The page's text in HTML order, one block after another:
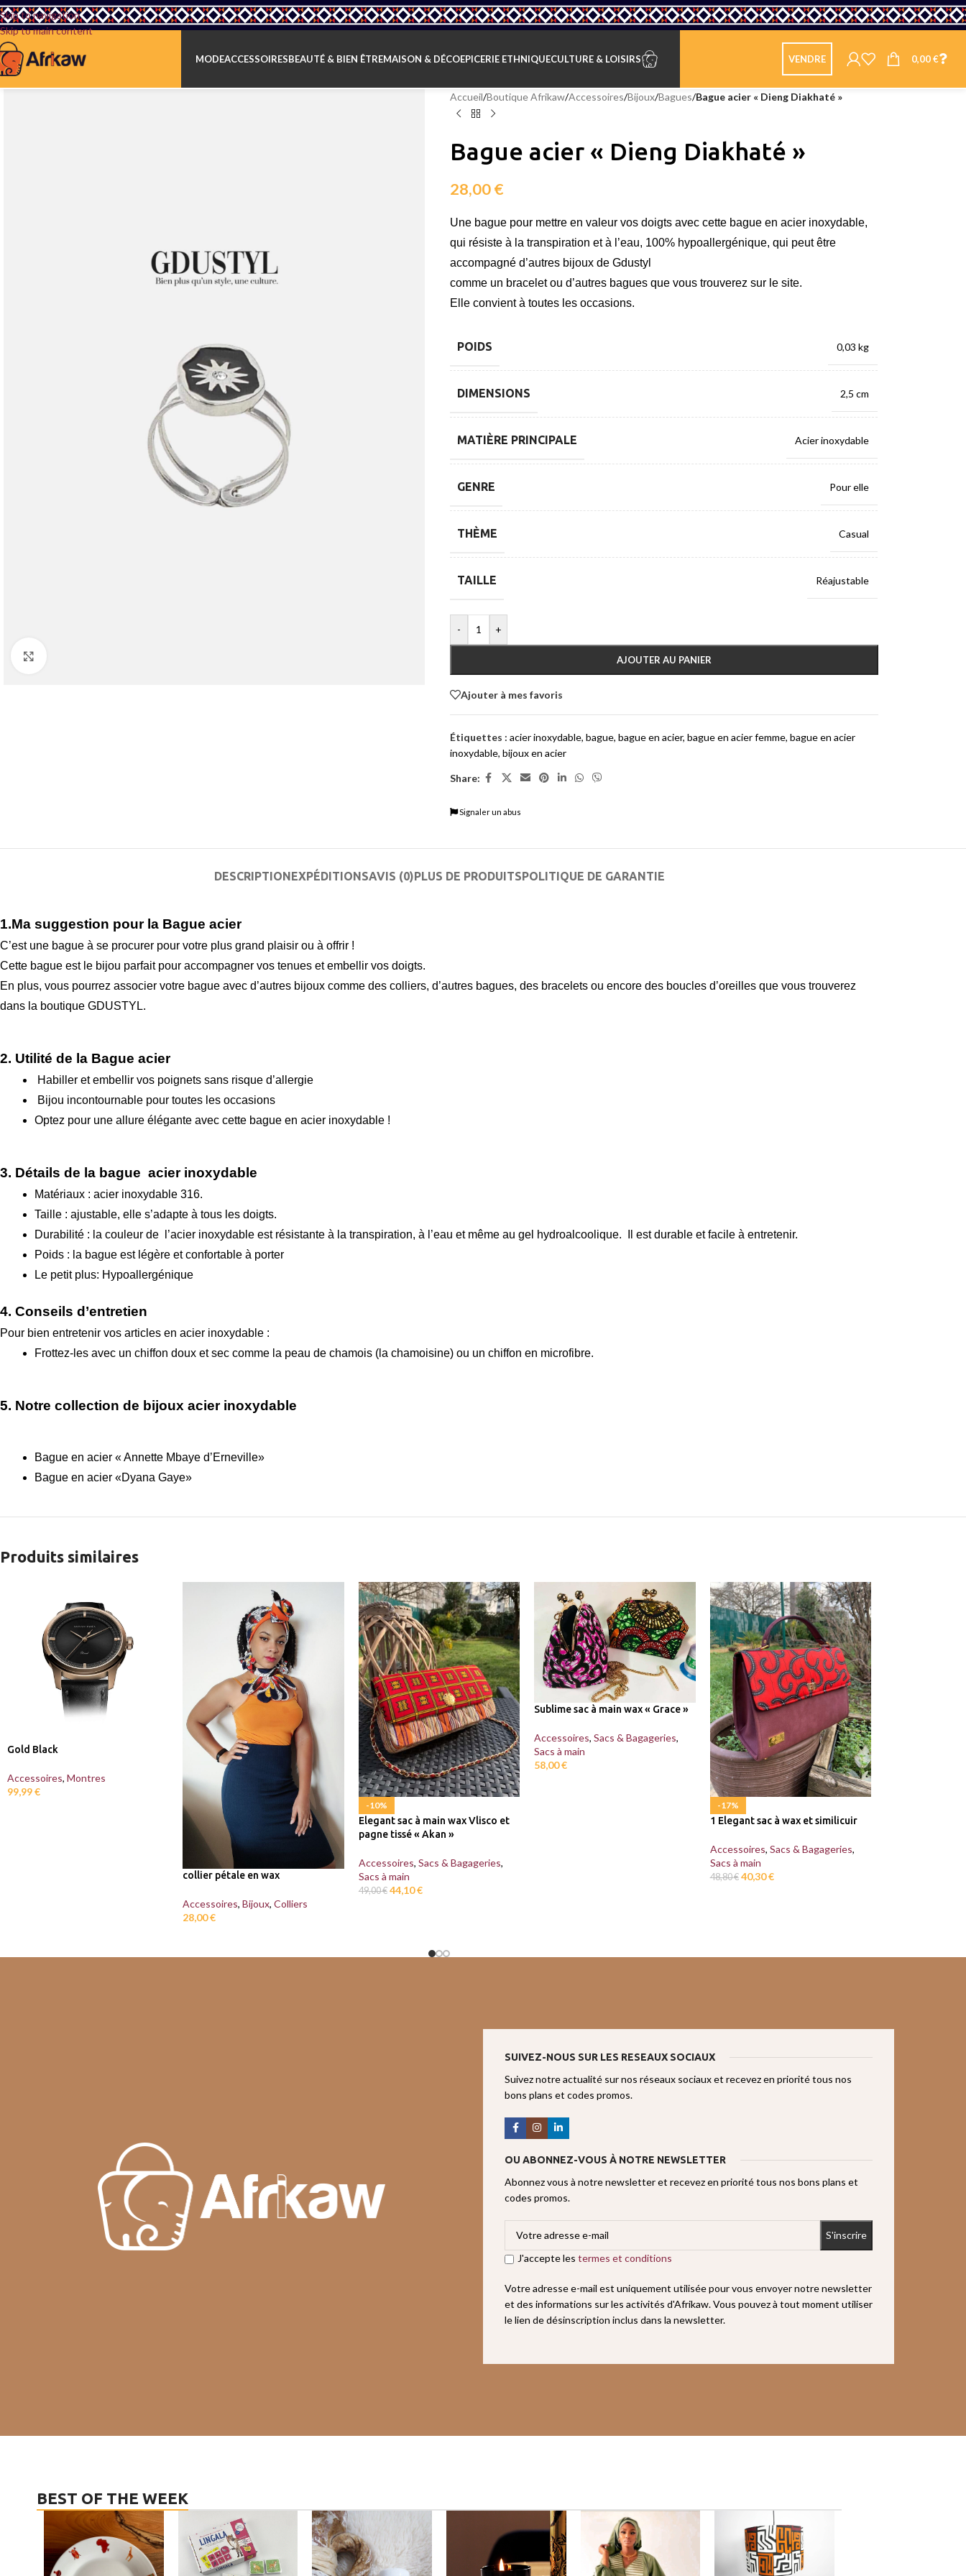
Skip to navigation
Skip to main content
MODEACCESSOIRESBEAUTÉ & BIEN ÊTREMAISON & DÉCOEPICERIE ETHNIQUECULTURE & LOISIRS VENDRE 0,00€
Accueil/Boutique Afrikaw/Accessoires/Bijoux/Bagues/Bague acier « Dieng Diakhaté »
Bague acier « Dieng Diakhaté »
28,00€
Une bague pour mettre en valeur vos doigts avec cette bague en acier inoxydable,
qui résiste à la transpiration et à l’eau, 100% hypoallergénique, qui peut être
accompagné d’autres bijoux de Gdustyl
comme un bracelet ou d’autres bagues que vous trouverez sur le site.
Elle convient à toutes les occasions.
POIDS 0,03 kg
DIMENSIONS 2,5 cm
MATIÈRE PRINCIPALE Acier inoxydable
GENRE Pour elle
THÈME Casual
TAILLE Réajustable
- +
AJOUTER AU PANIER
Ajouter à mes favoris
Étiquettes : acier inoxydable, bague, bague en acier, bague en acier femme, bague en acier
inoxydable, bijoux en acier
Share:
Signaler un abus
DESCRIPTIONEXPÉDITIONSAVIS (0)PLUS DE PRODUITSPOLITIQUE DE GARANTIE
1.Ma suggestion pour la Bague acier
C’est une bague à se procurer pour votre plus grand plaisir ou à offrir !
Cette bague est le bijou parfait pour accompagner vos tenues et embellir vos doigts.
En plus, vous pourrez associer votre bague avec d’autres bijoux comme des colliers, d’autres bagues, des bracelets ou encore des boucles d’oreilles que vous trouverez
dans la boutique GDUSTYL.
2. Utilité de la Bague acier
Habiller et embellir vos poignets sans risque d’allergie
Bijou incontournable pour toutes les occasions
Optez pour une allure élégante avec cette bague en acier inoxydable !
3. Détails de la bague acier inoxydable
Matériaux : acier inoxydable 316.
Taille : ajustable, elle s’adapte à tous les doigts.
Durabilité : la couleur de l’acier inoxydable est résistante à la transpiration, à l’eau et même au gel hydroalcoolique. Il est durable et facile à entretenir.
Poids : la bague est légère et confortable à porter
Le petit plus: Hypoallergénique
4. Conseils d’entretien
Pour bien entretenir vos articles en acier inoxydable :
Frottez-les avec un chiffon doux et sec comme la peau de chamois (la chamoisine) ou un chiffon en microfibre.
5. Notre collection de bijoux acier inoxydable
Bague en acier « Annette Mbaye d’Erneville»
Bague en acier «Dyana Gaye»
Produits similaires
Gold Black
Accessoires, Montres
99,99€
collier pétale en wax
Accessoires, Bijoux, Colliers
28,00€
-10%
Elegant sac à main wax Vlisco et
pagne tissé « Akan »
Accessoires, Sacs & Bagageries,
Sacs à main
49,00€ 44,10€
Sublime sac à main wax « Grace »
Accessoires, Sacs & Bagageries,
Sacs à main
58,00€
-17%
1 Elegant sac à wax et similicuir
Accessoires, Sacs & Bagageries,
Sacs à main
48,80€ 40,30€
SUIVEZ-NOUS SUR LES RESEAUX SOCIAUX
Suivez notre actualité sur nos réseaux sociaux et recevez en priorité tous nos
bons plans et codes promos.
OU ABONNEZ-VOUS À NOTRE NEWSLETTER
Abonnez vous à notre newsletter et recevez en priorité tous nos bons plans et
codes promos.
J'accepte les termes et conditions
Votre adresse e-mail est uniquement utilisée pour vous envoyer notre newsletter
et des informations sur les activités d'Afrikaw. Vous pouvez à tout moment utiliser
le lien de désinscription inclus dans la newsletter.
BEST OF THE WEEK